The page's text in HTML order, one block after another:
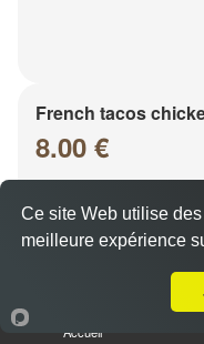
French tacos
8.00 €
Frites à l'intérieur,
Accueil
Ce site Web utilise
meilleure expérience